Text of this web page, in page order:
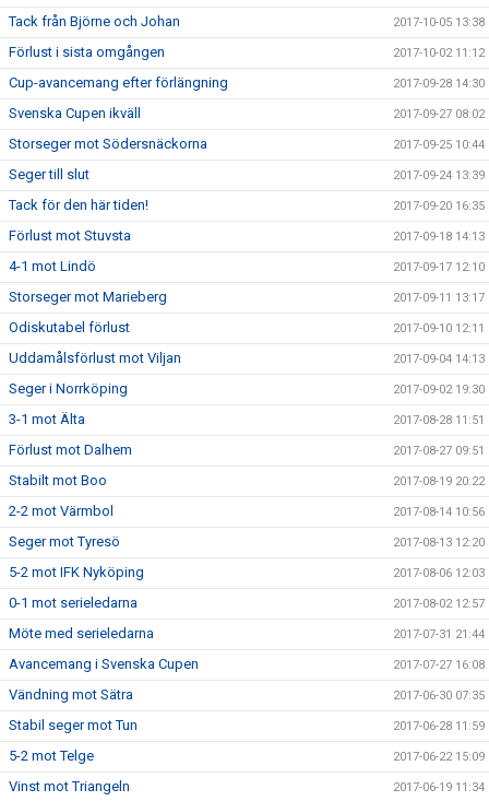
Tack från Björne och Johan 2017-10-05 13:38
Förlust i sista omgången 2017-10-02 11:12
Cup-avancemang efter förlängning 2017-09-28 14:30
Svenska Cupen ikväll 2017-09-27 08:02
Storseger mot Södersnäckorna 2017-09-25 10:44
Seger till slut 2017-09-24 13:39
Tack för den här tiden! 2017-09-20 16:35
Förlust mot Stuvsta 2017-09-18 14:13
4-1 mot Lindö 2017-09-17 12:10
Storseger mot Marieberg 2017-09-11 13:17
Odiskutabel förlust 2017-09-10 12:11
Uddamålsförlust mot Viljan 2017-09-04 14:13
Seger i Norrköping 2017-09-02 19:30
3-1 mot Älta 2017-08-28 11:51
Förlust mot Dalhem 2017-08-27 09:51
Stabilt mot Boo 2017-08-19 20:22
2-2 mot Värmbol 2017-08-14 10:56
Seger mot Tyresö 2017-08-13 12:20
5-2 mot IFK Nyköping 2017-08-06 12:03
0-1 mot serieledarna 2017-08-02 12:57
Möte med serieledarna 2017-07-31 21:44
Avancemang i Svenska Cupen 2017-07-27 16:08
Vändning mot Sätra 2017-06-30 07:35
Stabil seger mot Tun 2017-06-28 11:59
5-2 mot Telge 2017-06-22 15:09
Vinst mot Triangeln 2017-06-19 11:34